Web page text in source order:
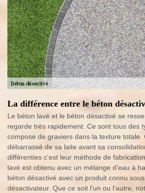
La différence entre le béton
Le béton lavé et le béton désactivé se
regarde très rapidement. Ce sont tous des
compose de graviers dans la texture totale.
débarrassé de sa laite avant sa
différenties c'est leur méthode de
lavé est obtenu avec un mélange d'eau à
béton désactivé avec un produit connu
désactivateur. Que ce soit l'un ou l'autre,